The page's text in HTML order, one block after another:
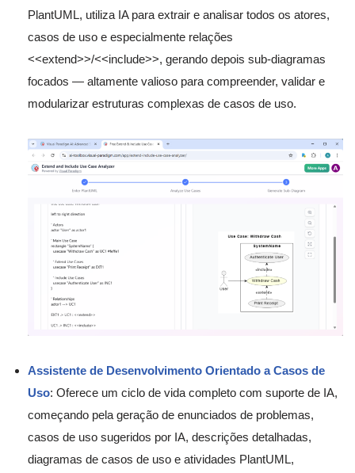
PlantUML, utiliza IA para extrair e analisar todos os atores,
casos de uso e especialmente relações
<<extend>>/<<include>>, gerando depois sub-diagramas
focados — altamente valioso para compreender, validar e
modularizar estruturas complexas de casos de uso.
Assistente de Desenvolvimento Orientado a Casos de
Uso: Oferece um ciclo de vida completo com suporte de IA,
começando pela geração de enunciados de problemas,
casos de uso sugeridos por IA, descrições detalhadas,
diagramas de casos de uso e atividades PlantUML,